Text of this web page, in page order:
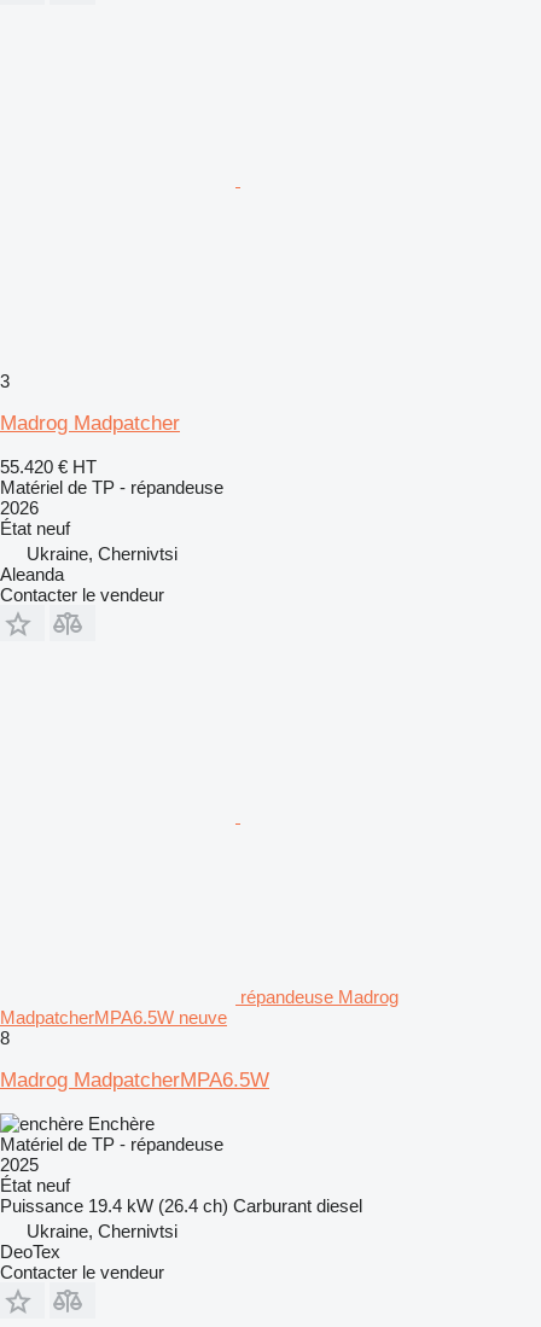
3
Madrog Madpatcher
55.420 € HT
Matériel de TP - répandeuse
2026
État neuf
Ukraine, Chernivtsi
Aleanda
Contacter le vendeur
répandeuse Madrog
MadpatcherMPA6.5W neuve
8
Madrog MadpatcherMPA6.5W
Enchère
Matériel de TP - répandeuse
2025
État neuf
Puissance 19.4 kW (26.4 ch) Carburant diesel
Ukraine, Chernivtsi
DeoTex
Contacter le vendeur